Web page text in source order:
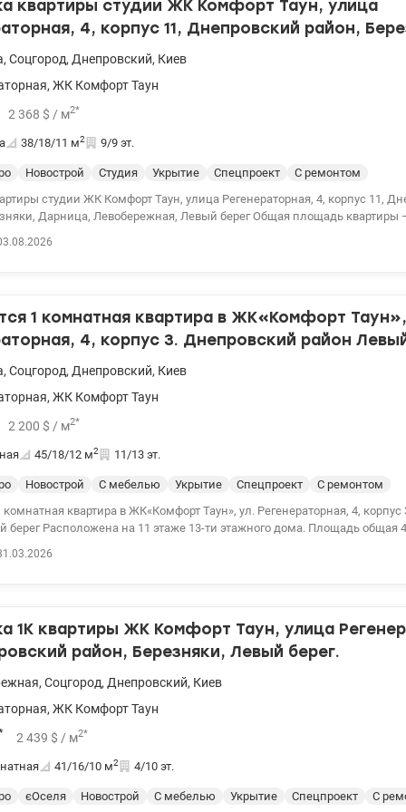
квартиры студии ЖК Комфорт Таун, улица
4, корпус 11, Днепровский район,
, Соцгород, Днепровский, Киев
, ЖК Комфорт Таун
2 368 $ / м2*
38/18/11 м2 9/9 эт.
Новострой Студия Укрытие Спецпроект
С ремонтом
студии ЖК Комфорт Таун, улица Регенераторная, 4, корпус 11,
Дарница, Левобережная, Левый берег Общая площадь квартиры
гостевые стоянки. Укрытия и генераторы для комфортного
специальными зонами для хранения колясок. Развитая
зоны; детские игровые просторы; образовательные учреждения и
супермаркеты, а также широкий спектр сервисов, таких как
химчистки и многое другое. Приглашаю на просмотр – это
ощутить все преимущества! Цена 90 000 у.е. Марина, тел.: 063 392 35
1 комнатная квартира в ЖК«Комфорт
4, корпус 3. Днепровский район
, Соцгород, Днепровский, Киев
, ЖК Комфорт Таун
2 200 $ / м2*
45/18/12 м2 11/13 эт.
Новострой С мебелью Укрытие Спецпроект
С ремонтом
комнатная квартира в ЖК«Комфорт Таун», ул. Регенераторная, 4,
Площадь общая 45 кв.м. Ремонт
valion.ua/1146515
1К квартиры ЖК Комфорт Таун, улица
район, Березняки, Левый берег.
, Соцгород, Днепровский, Киев
, ЖК Комфорт Таун
2 439 $ / м2*
41/16/10 м2 4/10 эт.
єОселя Новострой С мебелью Укрытие Спецпроект С